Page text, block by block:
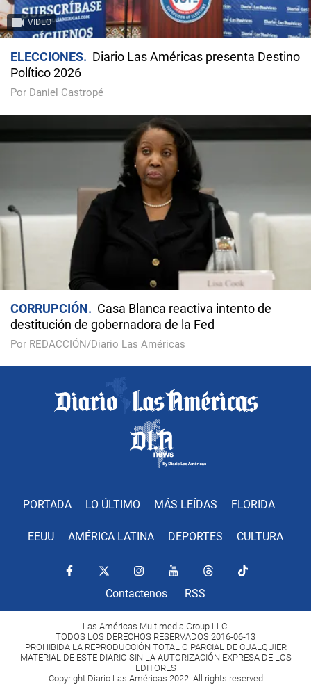
VIDEO
ELECCIONES
Diario Las Américas presenta Destino
Político 2026
Por Daniel Castropé
CORRUPCIÓN
Casa Blanca reactiva intento de
destitución de gobernadora de la Fed
Por REDACCIÓN/Diario Las Américas
PORTADA LO ÚLTIMO MÁS LEÍDAS FLORIDA
EEUU AMÉRICA LATINA DEPORTES CULTURA
Contactenos RSS
Las Américas Multimedia Group LLC.
TODOS LOS DERECHOS RESERVADOS 2016-06-13
PROHIBIDA LA REPRODUCCIÓN TOTAL O PARCIAL DE CUALQUIER
MATERIAL DE ESTE DIARIO SIN LA AUTORIZACIÓN EXPRESA DE LOS
EDITORES
Copyright Diario Las Américas 2022. All rights reserved